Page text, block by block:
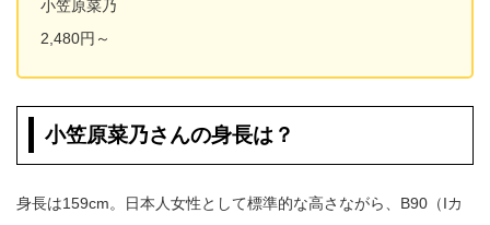
小笠原菜乃
2,480円～
小笠原菜乃さんの身長は？
身長は159cm。日本人女性として標準的な高さながら、B90（Iカ